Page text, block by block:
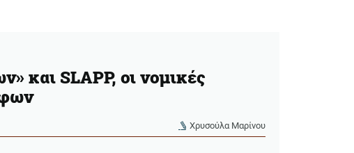
και SLAPP, οι νομικές
Χρυσούλα Μαρίνου